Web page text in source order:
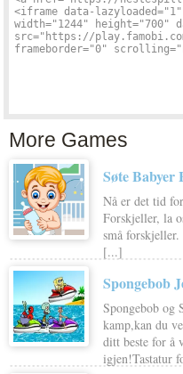
More Games
Søte Babyer
Nå er det tid
Forskjeller, la
små
[...]
Spongebob
Spongebob og
kamp,kan du
ditt beste for å
igjen!Tastatur